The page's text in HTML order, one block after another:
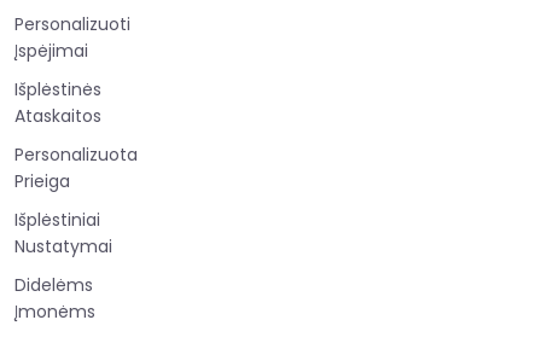
Personalizuoti
Įspėjimai
Išplėstinės
Ataskaitos
Personalizuota
Prieiga
Išplėstiniai
Nustatymai
Didelėms
Įmonėms